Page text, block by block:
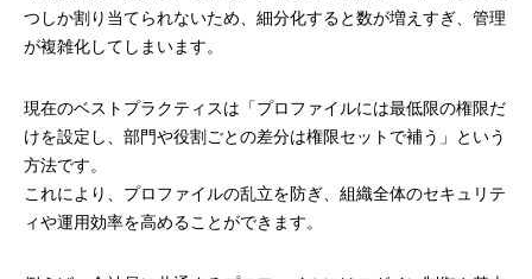
つしか割り当てられないため、細分化すると数が増えすぎ、管理
が複雑化してしまいます。
現在のベストプラクティスは「プロファイルには最低限の権限だ
けを設定し、部門や役割ごとの差分は権限セットで補う」という
方法です。
これにより、プロファイルの乱立を防ぎ、組織全体のセキュリテ
ィや運用効率を高めることができます。